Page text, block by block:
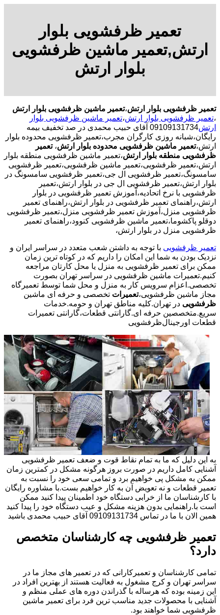
تعمیر ظرفشویی بلوار
ارتش,تعمیر ماشین ظرفشویی
بلوار ارتش
تعمیر ظرفشویی بلوار ارتش،تعمیر ماشین ظرفشویی بلوار ارتش
،تعمیر ظرفشویی بلوار ارتش،تعمیر ماشین ظرفشویی بلوار
ارتش
09109131734 آقای حبیب محمدی در صد تخفیف بیمه
رایگان،شبانه روزی کارگران مجرب،تعمیر ظرفشویی محدوده بلوار
ارتش،تعمیر ماشین ظرفشویی محدوده بلوار ارتش، تعمیر
ظرفشویی منطقه بلوار ارتش،تعمیر ماشین ظرفشویی منطقه بلوار
ارتش،تعمیر ظرفشویی،تعمیر ماشین ظرفشویی،تعمیر ظرفشویی
سامسونگ،تعمیر ظرفشویی ال جی،تعمیر ظرفشویی سامسونگ در
بلوار ارتش،تعمیر ظرفشویی ال جی در بلوار ارتش،تعمیر
ظرفشویی با نرخ اتحادیه،آموزش تعمیر ظرفشویی در بلوار
ارتش،راهنمای تعمیر ظرفشویی در بلوار ارتش،راهنمای تعمیر
ظرفشویی منزل،آموزش تعمیر ظرفشویی منزل،تعمیر ظرفشویی
دوقلو پاکشوما،تعمیر ماشین ظرفشویی کنوود،راهنمای تعمیر
ظرفشویی منزل در بلوار ارتش،
تعمیر ظرفشویی با توجه به داشتن شعب متعدد در سراسر ایران و
نزدیک بودن به شما این امکان را داریم که در کوتاه ترین زمان
ممکن برای تعمیر ظرفشویی به منزل یا محل کارتان مراجعه
کنیم.تعمیرات ماشین ظرفشویی در سراسر تهران بصورت
تخصصی.اعزام سرویس کار به منزل و محل شما توسط تعمیرگاه
مجاز ماشین ظرفشویی،تعمیرات تخصصی و حرفه ای ماشین
ظرفشویی در تهران.کلیه مناطق تهران و حومه.خدمات
سریع.متخصصین حرفه ای.گارانتی قطعات،گارانتی تعمیرات
قطعات اورجینالظرفشویی
به این دلیل که ما به تمام نقاط قوت و ضعف تعمیر ظرفشویی
آشنایی کامل داریم در صورت بروز هرگونه مشکل در کمترین زمان
ممکن به مشکل پی خواهیم برد و تمامی سعی خود را نسبت به
تعمیر قطعات و نه تعویض آن به کار خواهیم بست.با مشاوره رایگان
با کارشناسان ما از خرابی دستگاه خود اطمینان پیدا کنید ممکن
است با.راهنمایی بدون هزینه مشکل و عیب دستگاه خود را پیدا کنید
همین الان با ما در تماس 09109131734 آقای حبیب محمدی باشید
تعمیر ظرفشویی چه کارشناسان متخصص
دارد؟
تمامی کارشناسان و تعمیرکارانی که در تعمیر های مجاز ما در
سراسر تهران و کرج مشغول به فعالیت هستند از بهترین افراد در
این زمینه بوده که هرساله با گذراندن دوره های عملی منظم و
آشنایی با محصولات جدید مناسب ترین فرد برای تعمیر ماشین
ظرفشویی شما خواهند بود.